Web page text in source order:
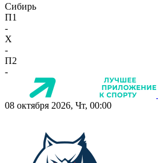
Сибирь
П1
-
X
-
П2
-
08 октября 2026, Чт, 00:00